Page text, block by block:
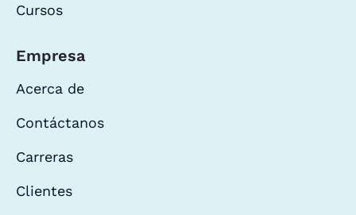
Cursos
Empresa
Acerca de
Contáctanos
Carreras
Clientes